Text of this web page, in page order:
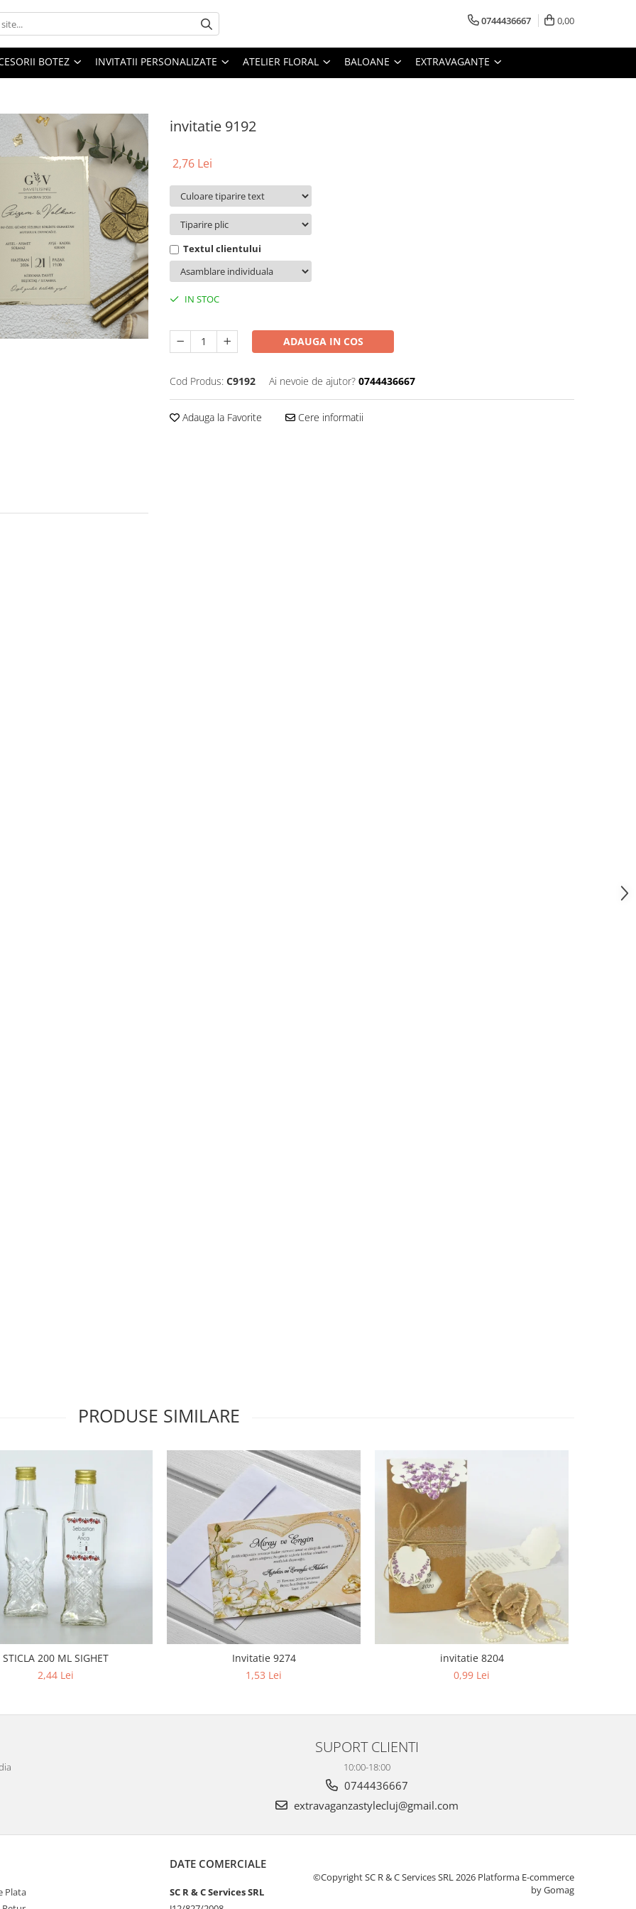
0744436667 0,00
BOTEZ INVITATII PERSONALIZATE ATELIER FLORAL BALOANE EXTRAVAGANȚE
invitatie 9192
2,76 Lei
Textul clientului
IN STOC
ADAUGA IN COS
Cod Produs: C9192 Ai nevoie de ajutor? 0744436667
Adauga la Favorite Cere informatii
PRODUSE SIMILARE
STICLA 200 ML SIGHET
2,44 Lei
Invitatie 9274
1,53 Lei
invitatie 8204
0,99 Lei
SUPORT CLIENTI
10:00-18:00
0744436667
extravaganzastylecluj@gmail.com
Plata
DATE COMERCIALE
SC R & C Services SRL
©Copyright SC R & C Services SRL 2026 Platforma E-commerce
by Gomag